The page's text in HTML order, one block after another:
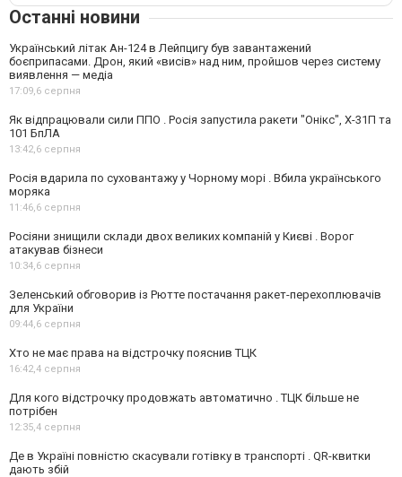
Останні новини
Український літак Ан-124 в Лейпцигу був завантажений
боєприпасами. Дрон, який «висів» над ним, пройшов через систему
виявлення — медіа
17:09,6 серпня
Як відпрацювали сили ППО . Росія запустила ракети "Онікс", Х-31П та
101 БпЛА
13:42,6 серпня
Росія вдарила по суховантажу у Чорному морі . Вбила українського
моряка
11:46,6 серпня
Росіяни знищили склади двох великих компаній у Києві . Ворог
атакував бізнеси
10:34,6 серпня
Зеленський обговорив із Рютте постачання ракет-перехоплювачів
для України
09:44,6 серпня
Хто не має права на відстрочку пояснив ТЦК
16:42,4 серпня
Для кого відстрочку продовжать автоматично . ТЦК більше не
потрібен
12:35,4 серпня
Де в Україні повністю скасували готівку в транспорті . QR-квитки
дають збій